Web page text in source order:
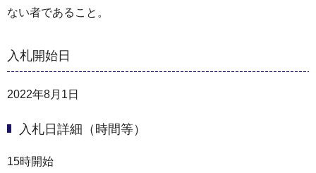
ない者であること。
入札開始日
2022年8月1日
入札日詳細（時間等）
15時開始